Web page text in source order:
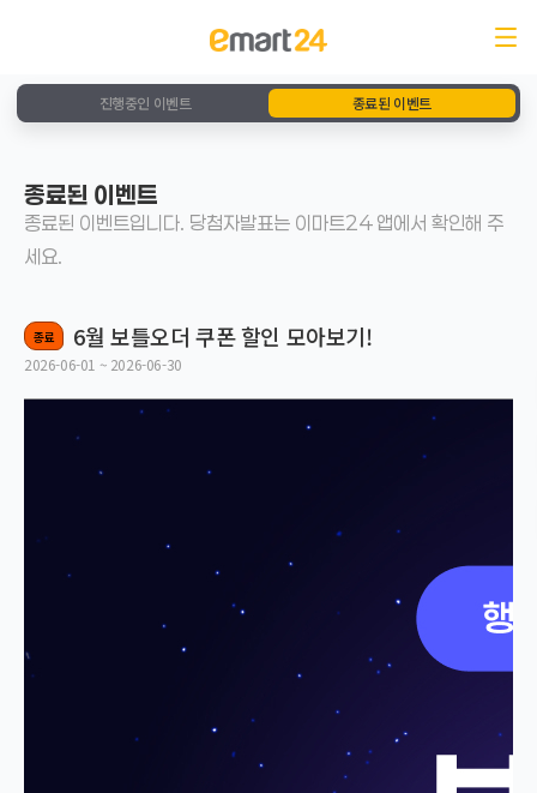
진행중인 이벤트 종료된 이벤트
종료된 이벤트
종료된 이벤트입니다. 당첨자발표는 이마트24 앱에서 확인해 주
세요.
종료 6월 보틀오더 쿠폰 할인 모아보기!
2026-06-01 ~ 2026-06-30